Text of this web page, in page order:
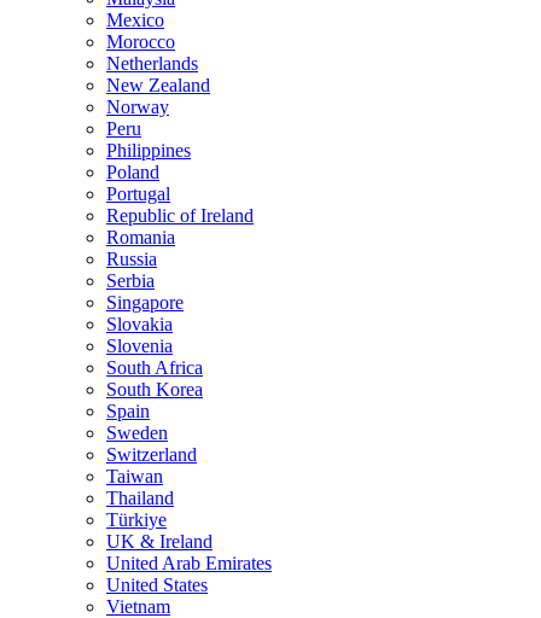
Mexico
Morocco
Netherlands
New Zealand
Norway
Peru
Philippines
Poland
Portugal
Republic of Ireland
Romania
Russia
Serbia
Singapore
Slovakia
Slovenia
South Africa
South Korea
Spain
Sweden
Switzerland
Taiwan
Thailand
Türkiye
UK & Ireland
United Arab Emirates
United States
Vietnam